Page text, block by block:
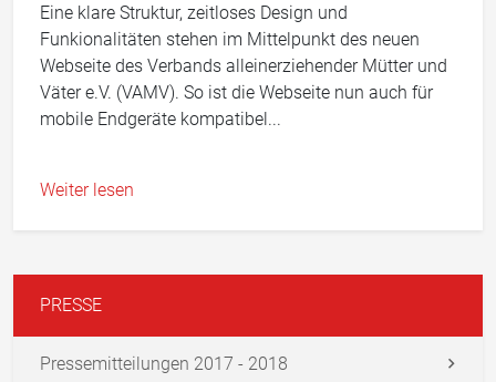
Eine klare Struktur, zeitloses Design und
Funkionalitäten stehen im Mittelpunkt des neuen
Webseite des Verbands alleinerziehender Mütter und
Väter e.V. (VAMV). So ist die Webseite nun auch für
mobile Endgeräte kompatibel...
Weiter lesen
PRESSE
Pressemitteilungen 2017 - 2018